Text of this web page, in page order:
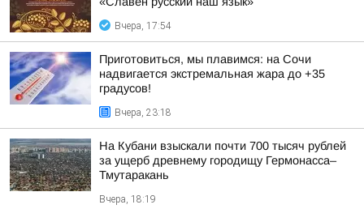
Вчера, 17:54
Приготовиться, мы плавимся: на Сочи
надвигается экстремальная жара до +35
градусов!
Вчера, 23:18
На Кубани взыскали почти 700 тысяч рублей
за ущерб древнему городищу Гермонасса–
Тмутаракань
Вчера, 18:19